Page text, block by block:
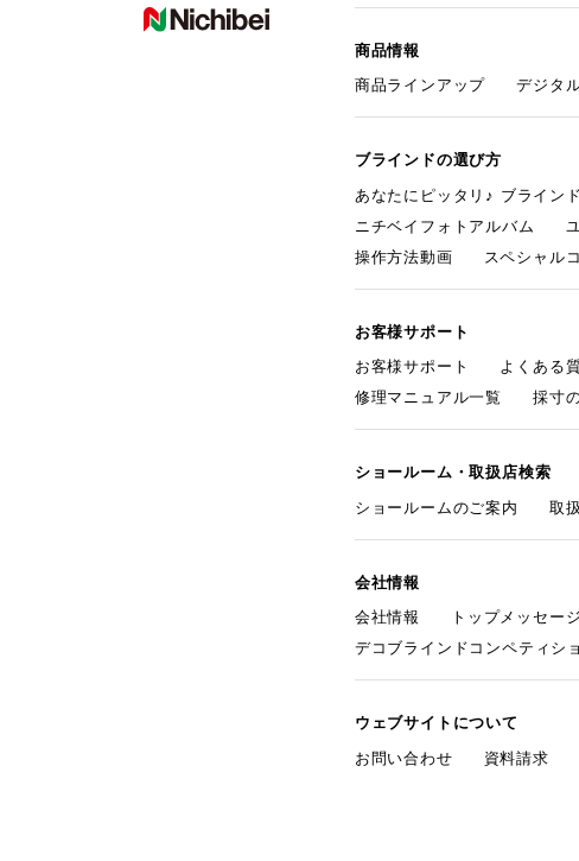
商品情報
商品ラインアップ
デジタ
ブラインドの選び方
あなたにピッタリ♪ ブライン
ニチベイフォトアルバム
操作方法動画
スペシャル
お客様サポート
お客様サポート
よくある
修理マニュアル一覧
採寸
ショールーム・取扱店検索
ショールームのご案内
取
会社情報
会社情報
トップメッセージ
デコブラインドコンペティシ
ウェブサイトについて
お問い合わせ
資料請求